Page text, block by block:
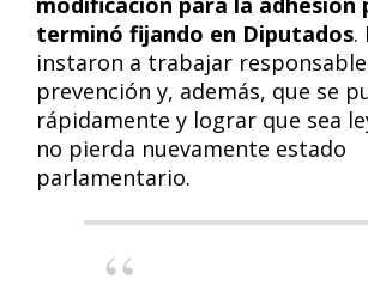
terminó fijando en Diputados.
instaron a trabajar
prevención y, además, que se
rápidamente y lograr que sea
no pierda nuevamente estado
parlamentario.